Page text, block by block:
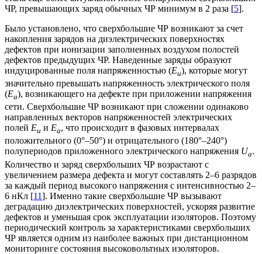
ЧР, превышающих заряд обычных ЧР минимум в 2 раза [5].
Было установлено, что сверхбольшие ЧР возникают за счет
накопления зарядов на диэлектрических поверхностях
дефектов при ионизации заполненных воздухом полостей
дефектов предыдущих ЧР. Наведенные заряды образуют
индуцированные поля напряженностью (Eu), которые могут
значительно превышать напряженность электрического поля
(Ea), возникающего на дефекте при приложении напряжения
сети. Сверхбольшие ЧР возникают при сложении одинаково
направленных векторов напряженностей электрических
полей Eu и Ea, что происходит в фазовых интервалах
положительного (0°–50°) и отрицательного (180°–240°)
полупериодов приложенного электрического напряжения Ua.
Количество и заряд сверхбольших ЧР возрастают с
увеличением размера дефекта и могут составлять 2–6 разрядов
за каждый период высокого напряжения с интенсивностью 2–
6 нКл [11]. Именно такие сверхбольшие ЧР вызывают
деградацию диэлектрических поверхностей, ускоряя развитие
дефектов и уменьшая срок эксплуатации изоляторов. Поэтому
периодический контроль за характеристиками сверхбольших
ЧР является одним из наиболее важных при дистанционном
мониторинге состояния высоковольтных изоляторов.